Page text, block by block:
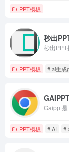
PPT模板
秒出
PPT模板 # ai生成
PPT模板 # AI #